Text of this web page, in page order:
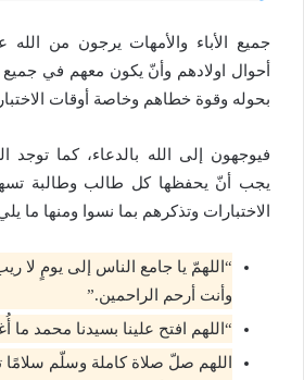
جميع الأباء والأمهات يرجون من
أحوال اولادهم وأنّ يكون معهم في جميع
بحوله وقوة خطاهم وخاصة أوقات
فيوجهون إلى الله بالدعاء، كما توجد
يجب أنّ يحفظها كل طالب وطالبة
الاختبارات وتذكرهم بما نسوا ومنها ما
“اللهمّ يا جامع الناس إلى يومٍ لا
وأنت أرحم الراحمين.”
“اللهم افتح علينا بسيدنا محمد ما
اللهم صلّ صلاة كاملة وسلّم